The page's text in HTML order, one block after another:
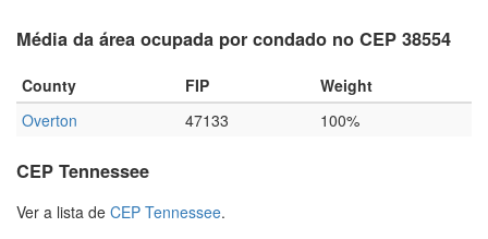
Média da área ocupada por condado no CEP 38554
County FIP
Weight
Overton
47133 100%
CEP Tennessee
Ver a lista de CEP Tennessee.